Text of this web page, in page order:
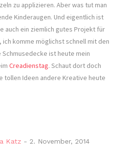
zu applizieren. Aber was tut man
Kinderaugen. Und eigentlich ist
auch ein ziemlich gutes Projekt für
ich komme möglichst schnell mit den
Schmusedecke ist heute mein
Creadienstag. Schaut dort doch
tollen Ideen andere Kreative heute
Katz - 2. November, 2014